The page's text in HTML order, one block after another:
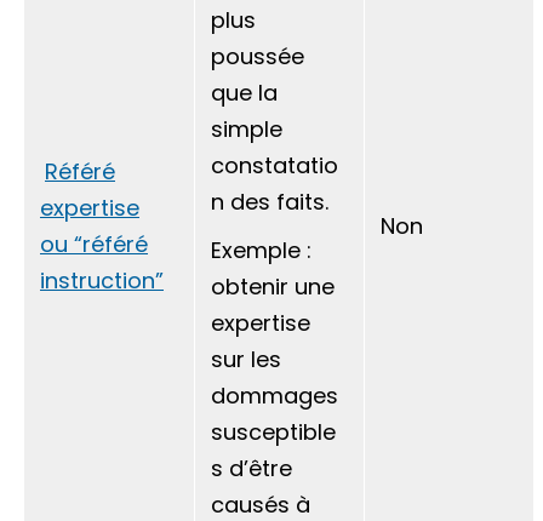
Référé
expertise
ou “référé
instruction”
plus
poussée
que la
simple
constatatio
n des faits.
Exemple :
obtenir une
expertise
sur les
dommages
susceptible
s d’être
causés à
Non